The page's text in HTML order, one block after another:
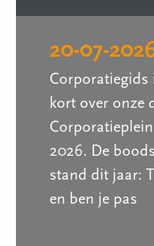
20-07-
Corporatiegids
kort over onze
2026. De
stand dit jaar:
en ben je pas